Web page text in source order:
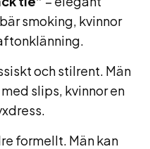
smoking, kvinnor
och stilrent. Män
slips, kvinnor en
formellt. Män kan